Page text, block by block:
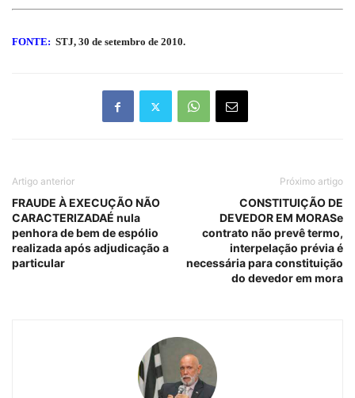
FONTE: STJ, 30 de setembro de 2010.
Artigo anterior
FRAUDE À EXECUÇÃO NÃO
CARACTERIZADAÉ nula
penhora de bem de espólio
realizada após adjudicação a
particular
Próximo artigo
CONSTITUIÇÃO DE
DEVEDOR EM MORASe
contrato não prevê termo,
interpelação prévia é
necessária para constituição
do devedor em mora